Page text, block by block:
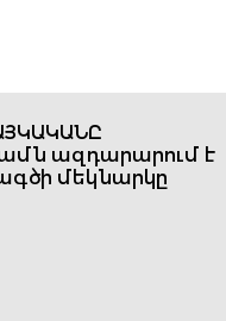
ազդարարում է
մեկնարկը